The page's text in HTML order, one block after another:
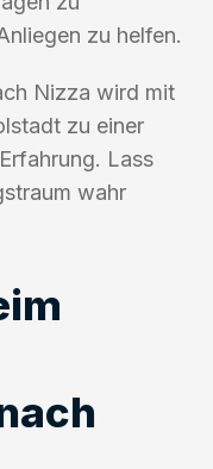
zu helfen.
Nizza wird mit
zu einer
Lass
wahr